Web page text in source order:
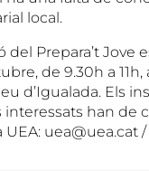
local.
del Prepara’t Jove
de 9.30h a 11h,
d’Igualada. Els
interessats han de
uea@uea.cat /